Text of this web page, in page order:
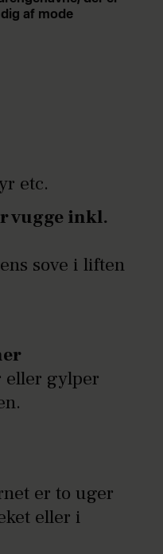
af mode
etc.
vugge inkl.
sove i liften
eller gylper
er to uger
eller i